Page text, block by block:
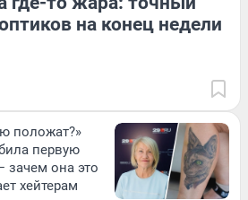
на конец недели
положат?»
первую
зачем она это
хейтерам